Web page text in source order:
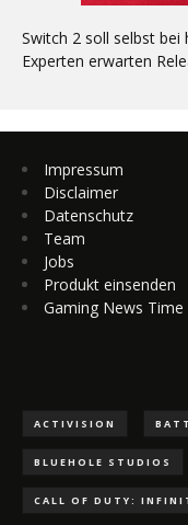
Switch 2 soll selbst bei
Experten erwarten
Impressum
Disclaimer
Datenschutz
Team
Jobs
Produkt einsenden
Gaming News Time
ACTIVISION
BLUEHOLE STUDIOS
CALL OF DUTY: